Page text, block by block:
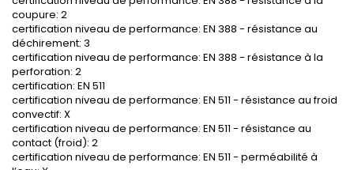
coupure: 2
certification niveau de performance: EN 388 - résistance au
déchirement: 3
certification niveau de performance: EN 388 - résistance à la
perforation: 2
certification: EN 511
certification niveau de performance: EN 511 - résistance au froid
convectif: X
certification niveau de performance: EN 511 - résistance au
contact (froid): 2
certification niveau de performance: EN 511 - perméabilité à